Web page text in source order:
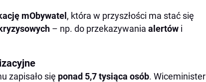
mObywatel , która w przyszłości ma stać się
– np. do przekazywania alertów i
zapisało się ponad 5,7 tysiąca osób. Wiceminister